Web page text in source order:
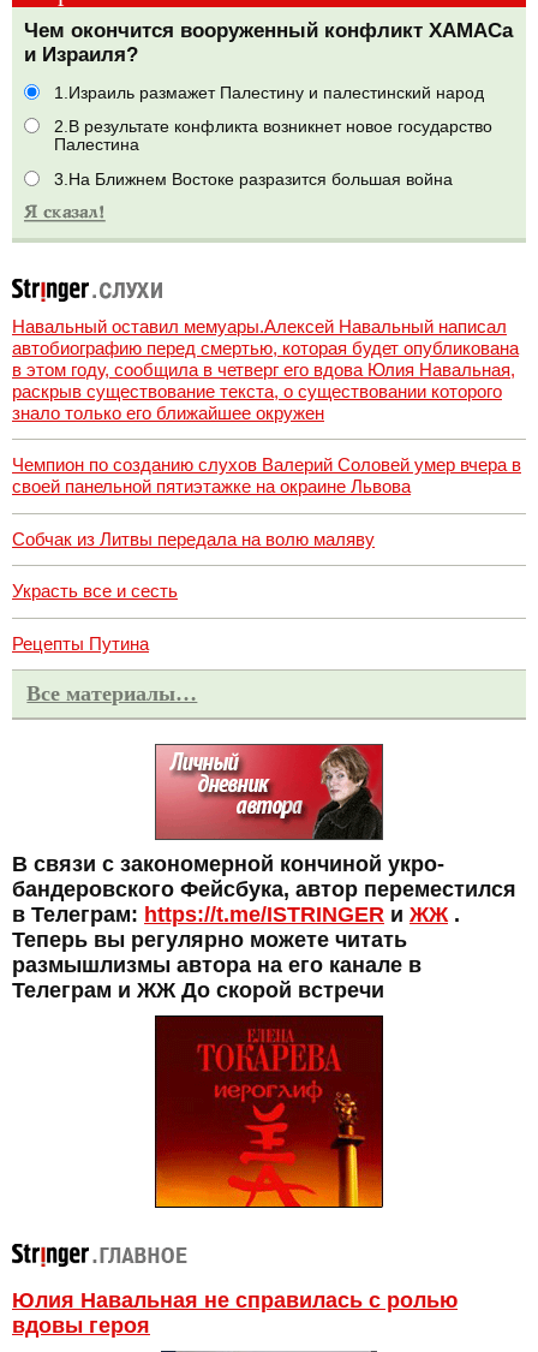
Чем окончится вооруженный конфликт ХАМАСа
и Израиля?
1.Израиль размажет Палестину и палестинский народ
2.В результате конфликта возникнет новое государство
Палестина
3.На Ближнем Востоке разразится большая война
Навальный оставил мемуары.Алексей Навальный написал
автобиографию перед смертью, которая будет опубликована
в этом году, сообщила в четверг его вдова Юлия Навальная,
раскрыв существование текста, о существовании которого
знало только его ближайшее окружен
Чемпион по созданию слухов Валерий Соловей умер вчера в
своей панельной пятиэтажке на окраине Львова
Собчак из Литвы передала на волю маляву
Украсть все и сесть
Рецепты Путина
Все материалы…
В связи с закономерной кончиной укро-
бандеровского Фейсбука, автор переместился
в Телеграм: https://t.me/ISTRINGER и ЖЖ.
Теперь вы регулярно можете читать
размышлизмы автора на его канале в
Телеграм и ЖЖ До скорой встречи
Юлия Навальная не справилась с ролью
вдовы героя